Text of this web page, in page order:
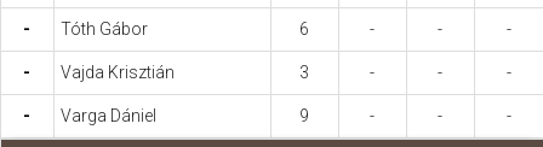
- Tóth Gábor 6 - - -
- Vajda Krisztián 3 - - -
- Varga Dániel 9 - - -